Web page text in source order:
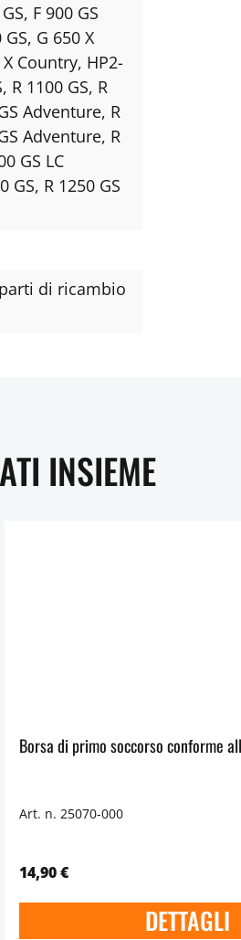
, F 900 GS
GS, G 650 X
X Country, HP2-
, R 1100 GS, R
Adventure, R
Adventure, R
GS LC
GS, R 1250 GS
di ricambio
INSIEME
Borsa di primo soccorso conforme
Art. n. 25070-000
14,90 €
DETTAGLI